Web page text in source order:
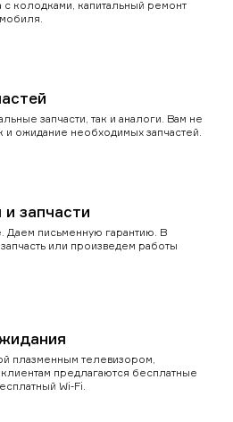
с колодками, капитальный ремонт
запчасти, так и аналоги. Вам не
и ожидание необходимых запчастей.
запчасти
Даем письменную гарантию. В
или произведем работы
плазменным телевизором,
предлагаются бесплатные
Wi-Fi.